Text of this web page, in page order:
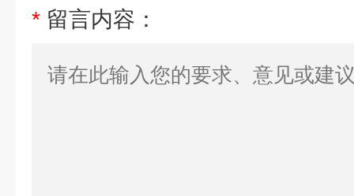
* 留言内容：